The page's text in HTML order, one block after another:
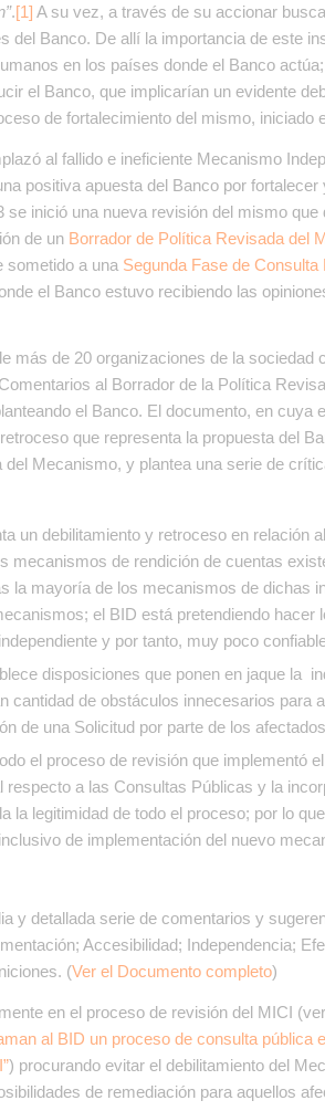
”.[1] A su vez, a través de su accionar
del Banco. De allí la importancia de este
en los países donde el Banco
el Banco, que implicarían un evidente
de fortalecimiento del mismo, iniciado
al fallido e ineficiente Mecanismo
positiva apuesta del Banco por
se inició una nueva revisión del mismo
de un Borrador de Política Revisada del
sometido a una Segunda Fase de
el Banco estuvo recibiendo las
más de 20 organizaciones de la sociedad
al Borrador de la Política
el Banco. El documento, en cuya
que representa la propuesta del
del Mecanismo, y plantea una serie de
un debilitamiento y retroceso en relación
mecanismos de rendición de cuentas
la mayoría de los mecanismos de dichas
el BID está pretendiendo hacer
y por tanto, muy poco
disposiciones que ponen en jaque la
cantidad de obstáculos innecesarios para
de una Solicitud por parte de los
el proceso de revisión que implementó
a las Consultas Públicas y la
la legitimidad de todo el proceso; por lo
de implementación del nuevo
y detallada serie de comentarios y
Accesibilidad; Independencia;
(Ver el Documento completo)
en el proceso de revisión del MICI
al BID un proceso de consulta pública
) procurando evitar el debilitamiento del
de remediación para aquellos